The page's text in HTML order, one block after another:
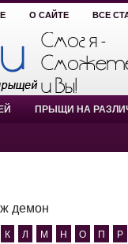
О САЙТЕ ВСЕ
ПРЫЩИ НА
демон
К Л М Н О П Р